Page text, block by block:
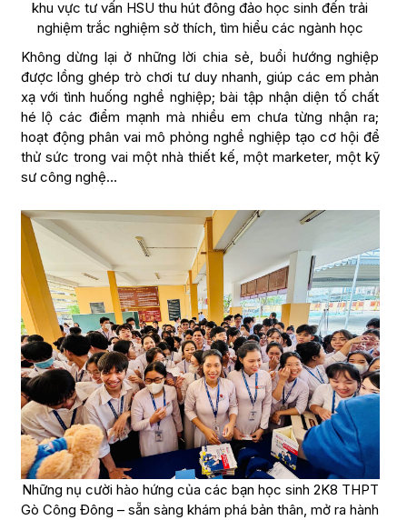
khu vực tư vấn HSU thu hút đông đảo học sinh đến trải
nghiệm trắc nghiệm sở thích, tìm hiểu các ngành học
Không dừng lại ở những lời chia sẻ, buổi hướng nghiệp
được lồng ghép trò chơi tư duy nhanh, giúp các em phản
xạ với tình huống nghề nghiệp; bài tập nhận diện tố chất
hé lộ các điểm mạnh mà nhiều em chưa từng nhận ra;
hoạt động phân vai mô phỏng nghề nghiệp tạo cơ hội để
thử sức trong vai một nhà thiết kế, một marketer, một kỹ
sư công nghệ…
Những nụ cười hào hứng của các bạn học sinh 2K8 THPT
Gò Công Đông – sẵn sàng khám phá bản thân, mở ra hành